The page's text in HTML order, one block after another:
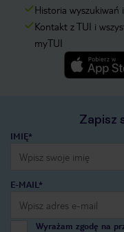
Historia
Kontakt z TUI i
myTUI
Zapisz
IMIĘ*
E-MAIL*
Wyrażam zgodę na